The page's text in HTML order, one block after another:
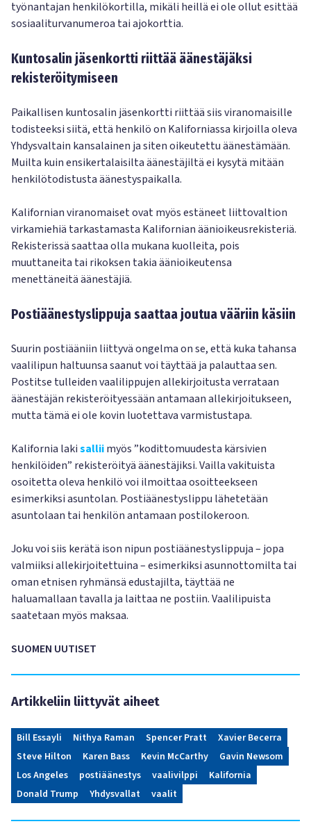
työnantajan henkilökortilla, mikäli heillä ei ole ollut esittää
sosiaaliturvanumeroa tai ajokorttia.
Kuntosalin jäsenkortti riittää äänestäjäksi
rekisteröitymiseen
Paikallisen kuntosalin jäsenkortti riittää siis viranomaisille
todisteeksi siitä, että henkilö on Kaliforniassa kirjoilla oleva
Yhdysvaltain kansalainen ja siten oikeutettu äänestämään.
Muilta kuin ensikertalaisilta äänestäjiltä ei kysytä mitään
henkilötodistusta äänestyspaikalla.
Kalifornian viranomaiset ovat myös estäneet liittovaltion
virkamiehiä tarkastamasta Kalifornian äänioikeusrekisteriä.
Rekisterissä saattaa olla mukana kuolleita, pois
muuttaneita tai rikoksen takia äänioikeutensa
menettäneitä äänestäjiä.
Postiäänestyslippuja saattaa joutua vääriin käsiin
Suurin postiääniin liittyvä ongelma on se, että kuka tahansa
vaalilipun haltuunsa saanut voi täyttää ja palauttaa sen.
Postitse tulleiden vaalilippujen allekirjoitusta verrataan
äänestäjän rekisteröityessään antamaan allekirjoitukseen,
mutta tämä ei ole kovin luotettava varmistustapa.
Kalifornia lakisalliimyös ”kodittomuudesta kärsivien
henkilöiden” rekisteröityä äänestäjiksi. Vailla vakituista
osoitetta oleva henkilö voi ilmoittaa osoitteekseen
esimerkiksi asuntolan. Postiäänestyslippu lähetetään
asuntolaan tai henkilön antamaan postilokeroon.
Joku voi siis kerätä ison nipun postiäänestyslippuja – jopa
valmiiksi allekirjoitettuina – esimerkiksi asunnottomilta tai
oman etnisen ryhmänsä edustajilta, täyttää ne
haluamallaan tavalla ja laittaa ne postiin. Vaalilipuista
saatetaan myös maksaa.
SUOMEN UUTISET
Artikkeliin liittyvät aiheet
Bill Essayli Nithya Raman Spencer Pratt
Xavier Becerra
Steve Hilton
Karen Bass Kevin McCarthy
Gavin Newsom
Los Angeles
postiäänestys vaalivilppi
Kalifornia
Donald Trump
Yhdysvallat vaalit